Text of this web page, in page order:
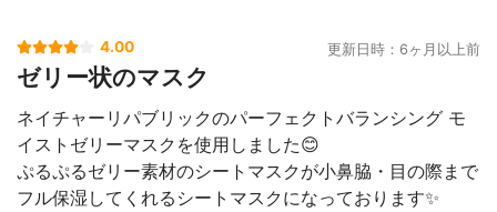
4.00 更新日時：6ヶ月以上前
ゼリー状のマスク
ネイチャーリパブリックのパーフェクトバランシング モ
イストゼリーマスクを使用しました😊
ぷるぷるゼリー素材のシートマスクが小鼻脇・目の際まで
フル保湿してくれるシートマスクになっております✨